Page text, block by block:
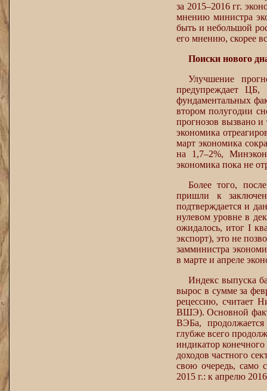
за 2015–2016 гг.
мнению министра
быть и небольшой
его мнению, скорее
Поиски нового
Улучшение
предупреждает ЦБ,
фундаментальных
втором полугодии
прогнозов вызвано и
экономика
март экономика
на 1,7–2%,
экономика пока не
Более того,
пришли к
подтверждается и
нулевом уровне в
ожидалось, итог I
экспорт), это не
замминистра
в марте и апреле
Индекс выпуска
вырос в сумме за
рецессию, считает
ВШЭ). Основной
ВЭБа,
глубже всего
индикатор
доходов частного
свою очередь, само
2015 г.: к апрелю